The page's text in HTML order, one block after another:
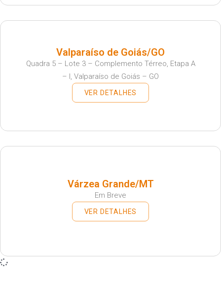
Valparaíso de Goiás/GO
Quadra 5 – Lote 3 – Complemento Térreo, Etapa A
– I, Valparaíso de Goiás – GO
VER DETALHES
Várzea Grande/MT
Em Breve
VER DETALHES